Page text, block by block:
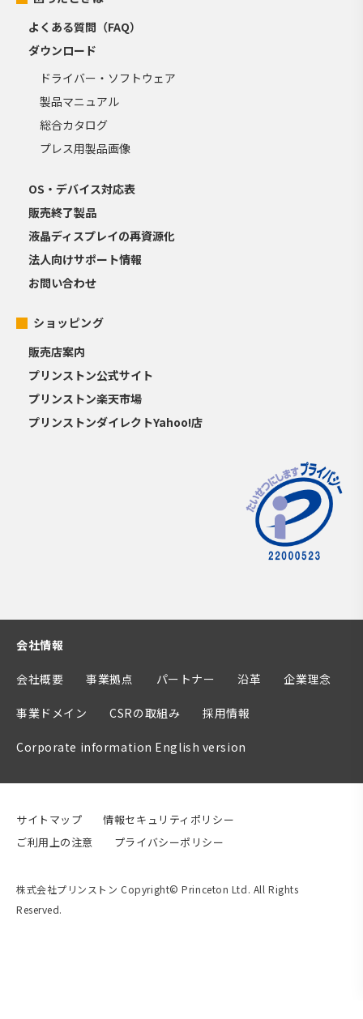
よくある質問（FAQ）
ダウンロード
ドライバー・ソフトウェア
製品マニュアル
総合カタログ
プレス用製品画像
OS・デバイス対応表
販売終了製品
液晶ディスプレイの再資源化
法人向けサポート情報
お問い合わせ
ショッピング
販売店案内
プリンストン公式サイト
プリンストン楽天市場
プリンストンダイレクトYahoo!店
会社情報
会社概要 事業拠点 パートナー 沿革 企業理念
事業ドメイン CSRの取組み 採用情報
Corporate information English version
サイトマップ
情報セキュリティポリシー
ご利用上の注意
プライバシーポリシー
株式会社プリンストン Copyright© Princeton Ltd. All Rights
Reserved.